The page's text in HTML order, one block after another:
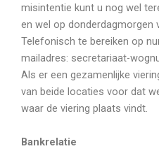
misintentie kunt u nog wel
en wel op donderdagmorgen
Telefonisch te bereiken op
mailadres: secretariaat-
Als er een gezamenlijke
van beide locaties voor dat
waar de viering plaats vindt.
Bankrelatie